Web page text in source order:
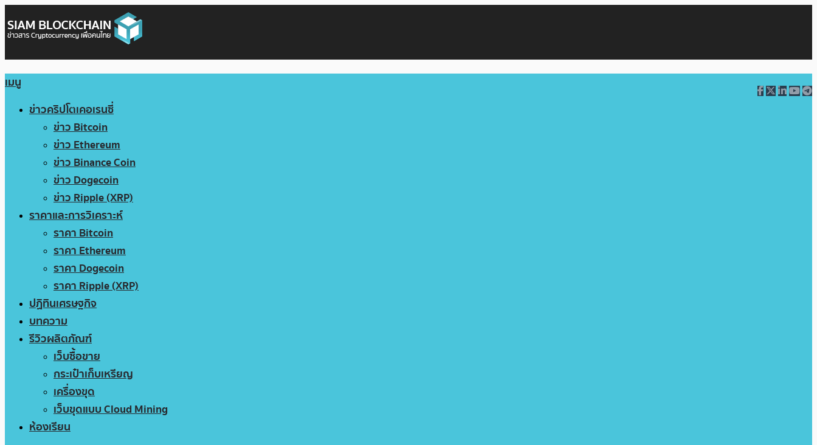
เมนู
ข่าวคริปโตเคอเรนซี่
ข่าว Bitcoin
ข่าว Ethereum
ข่าว Binance Coin
ข่าว Dogecoin
ข่าว Ripple (XRP)
ราคาและการวิเคราะห์
ราคา Bitcoin
ราคา Ethereum
ราคา Dogecoin
ราคา Ripple (XRP)
ปฏิทินเศรษฐกิจ
บทความ
รีวิวผลิตภัณฑ์
เว็บซื้อขาย
กระเป๋าเก็บเหรียญ
เครื่องขุด
เว็บขุดแบบ Cloud Mining
ห้องเรียน